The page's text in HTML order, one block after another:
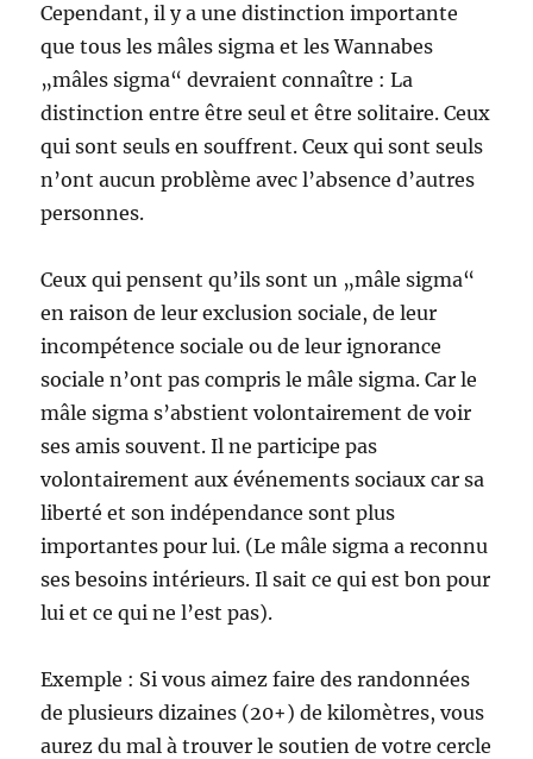
Cependant, il y a une distinction importante
que tous les mâles sigma et les Wannabes
„mâles sigma“ devraient connaître : La
distinction entre être seul et être solitaire. Ceux
qui sont seuls en souffrent. Ceux qui sont seuls
n’ont aucun problème avec l’absence d’autres
personnes.
Ceux qui pensent qu’ils sont un „mâle sigma“
en raison de leur exclusion sociale, de leur
incompétence sociale ou de leur ignorance
sociale n’ont pas compris le mâle sigma. Car le
mâle sigma s’abstient volontairement de voir
ses amis souvent. Il ne participe pas
volontairement aux événements sociaux car sa
liberté et son indépendance sont plus
importantes pour lui. (Le mâle sigma a reconnu
ses besoins intérieurs. Il sait ce qui est bon pour
lui et ce qui ne l’est pas).
Exemple : Si vous aimez faire des randonnées
de plusieurs dizaines (20+) de kilomètres, vous
aurez du mal à trouver le soutien de votre cercle